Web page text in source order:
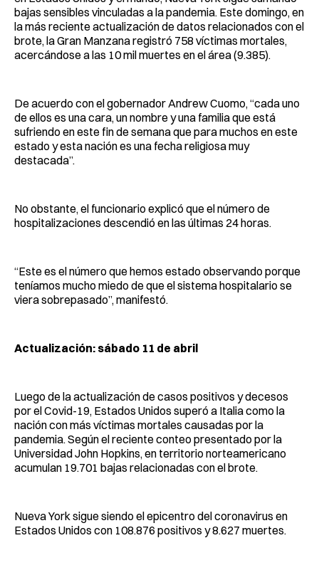
bajas sensibles vinculadas a la pandemia. Este domingo, en
la más reciente actualización de datos relacionados con el
brote, la Gran Manzana registró 758 víctimas mortales,
acercándose a las 10 mil muertes en el área (9.385).
De acuerdo con el gobernador Andrew Cuomo, “cada uno
de ellos es una cara, un nombre y una familia que está
sufriendo en este fin de semana que para muchos en este
estado y esta nación es una fecha religiosa muy
destacada”.
No obstante, el funcionario explicó que el número de
hospitalizaciones descendió en las últimas 24 horas.
“Este es el número que hemos estado observando porque
teníamos mucho miedo de que el sistema hospitalario se
viera sobrepasado”, manifestó.
Actualización: sábado 11 de abril
Luego de la actualización de casos positivos y decesos
por el Covid-19, Estados Unidos superó a Italia como la
nación con más víctimas mortales causadas por la
pandemia. Según el reciente conteo presentado por la
Universidad John Hopkins, en territorio norteamericano
acumulan 19.701 bajas relacionadas con el brote.
Nueva York sigue siendo el epicentro del coronavirus en
Estados Unidos con 108.876 positivos y 8.627 muertes.